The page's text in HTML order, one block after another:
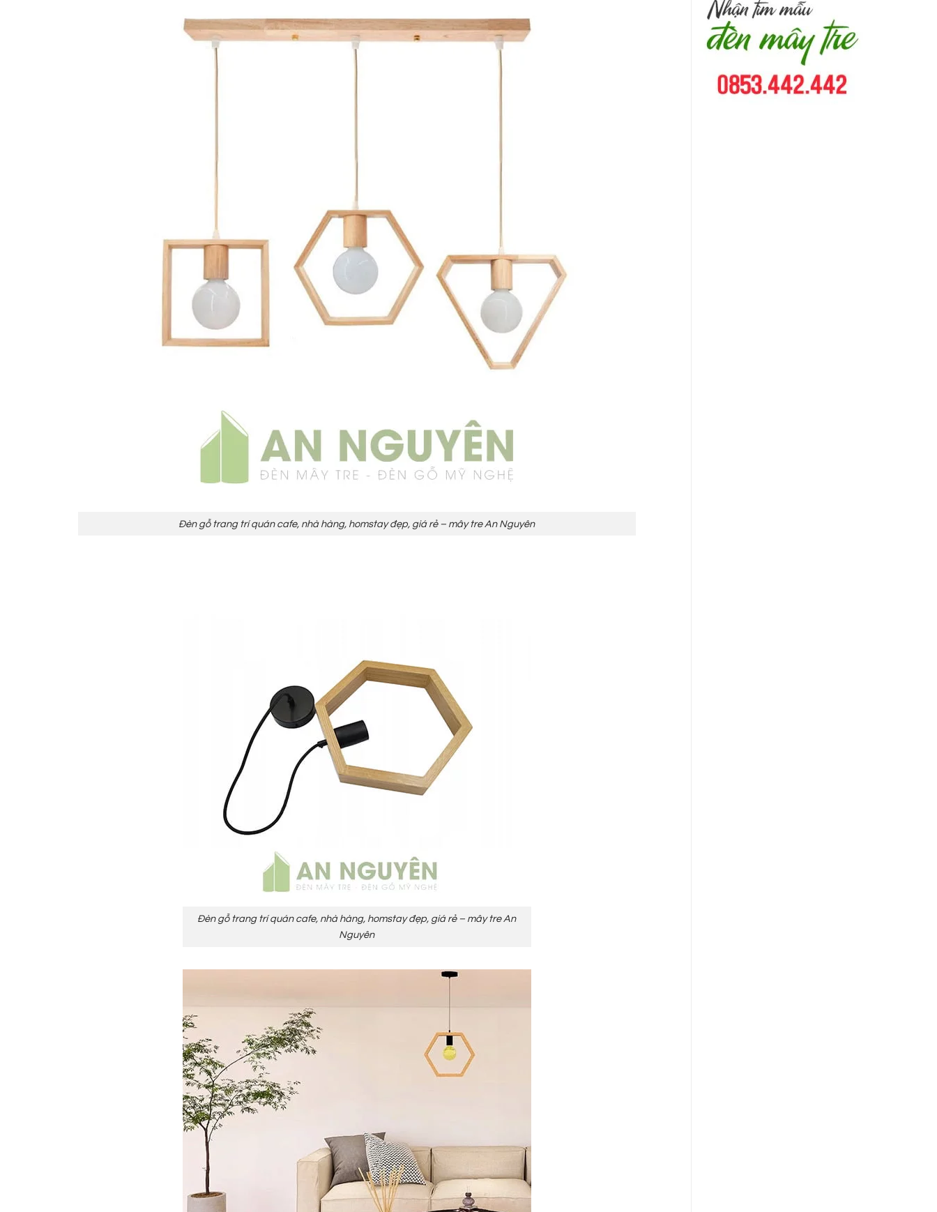
Đèn gỗ trang trí quán cafe, nhà hàng, homstay đẹp, giá rẻ – mây tre An Nguyên
Đèn gỗ trang trí quán cafe, nhà hàng, homstay đẹp, giá rẻ – mây tre An
Nguyên